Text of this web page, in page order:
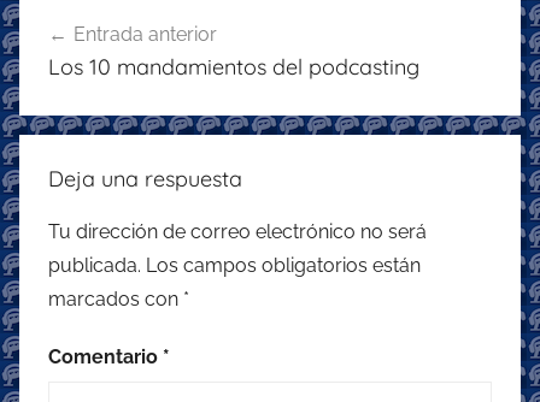
o
o
k
p
p
Navegación
de
entradas
Entrada anterior
Los 10 mandamientos del podcasting
Deja una respuesta
Tu dirección de correo electrónico no será
publicada. Los campos obligatorios están
marcados con *
Comentario *